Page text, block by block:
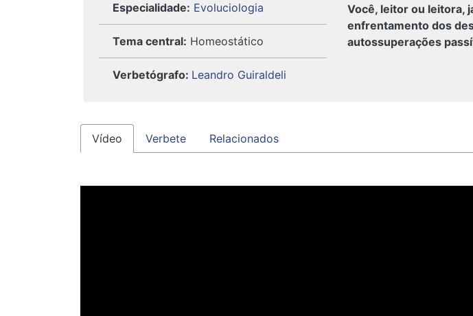
Especialidade: Evoluciologia
Tema central: Homeostático
Verbetógrafo: Leandro Guiraldeli
Você, leitor ou leitora,
enfrentamento dos
autossuperações
Vídeo Verbete Relacionados